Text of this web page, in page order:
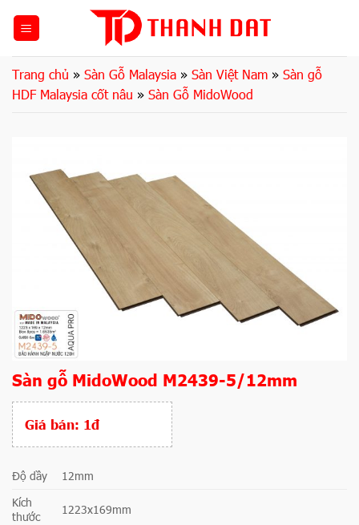
dungTrang chủ » Sàn Gỗ Malaysia » Sàn Việt Nam » Sàn gỗ
HDF Malaysia cốt nâu » Sàn Gỗ MidoWood
Sàn gỗ MidoWood M2439-5/12mm
Giá bán: 1đ
Độ dầy
12mm
Kích
thước
1223x169mm